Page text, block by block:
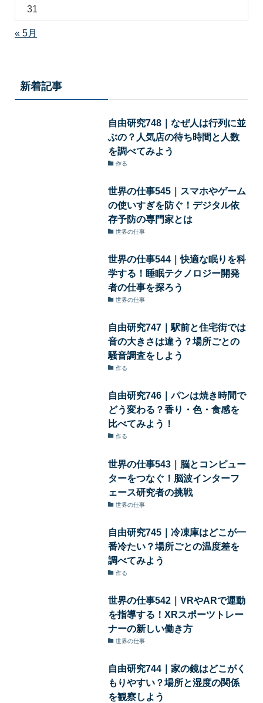
31
« 5月
新着記事
自由研究748｜なぜ人は行列に並
ぶの？人気店の待ち時間と人数
を調べてみよう
作る
世界の仕事545｜スマホやゲーム
の使いすぎを防ぐ！デジタル依
存予防の専門家とは
世界の仕事
世界の仕事544｜快適な眠りを科
学する！睡眠テクノロジー開発
者の仕事を探ろう
世界の仕事
自由研究747｜駅前と住宅街では
音の大きさは違う？場所ごとの
騒音調査をしよう
作る
自由研究746｜パンは焼き時間で
どう変わる？香り・色・食感を
比べてみよう！
作る
世界の仕事543｜脳とコンピュー
ターをつなぐ！脳波インターフ
ェース研究者の挑戦
世界の仕事
自由研究745｜冷凍庫はどこが一
番冷たい？場所ごとの温度差を
調べてみよう
作る
世界の仕事542｜VRやARで運動
を指導する！XRスポーツトレー
ナーの新しい働き方
世界の仕事
自由研究744｜家の鏡はどこがく
もりやすい？場所と湿度の関係
を観察しよう